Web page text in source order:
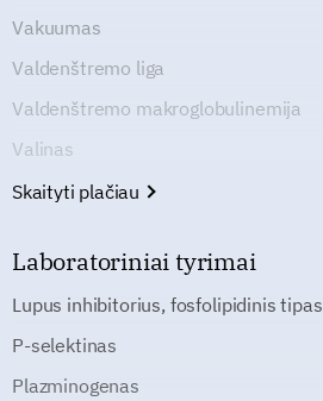
Vakuumas
Valdenštremo liga
Valdenštremo makroglobulinemija
Valinas
Skaityti plačiau
Laboratoriniai tyrimai
Lupus inhibitorius, fosfolipidinis tipas
P-selektinas
Plazminogenas